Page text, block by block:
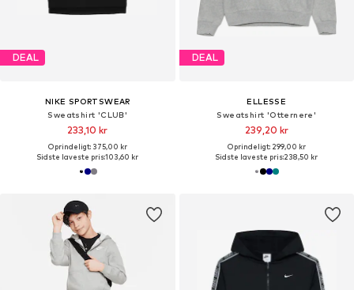
DEAL
NIKE SPORTSWEAR
Sweatshirt 'CLUB'
233,10 kr
Oprindeligt: 375,00 kr
Sidste laveste pris:103,60 kr
DEAL
ELLESSE
Sweatshirt 'Otternere'
239,20 kr
Oprindeligt: 299,00 kr
Sidste laveste pris:238,50 kr